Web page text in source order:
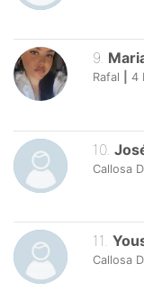
9.
Rafal 4
10.
Callosa
11
Callosa